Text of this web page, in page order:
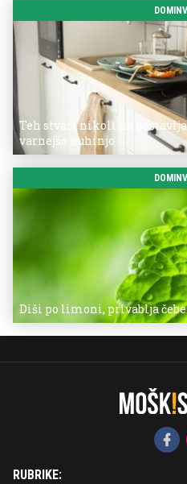
Teh stvari nikoli ne
varnejšo kuhinjo
Diši po limoni, privablja
RUBRIKE: